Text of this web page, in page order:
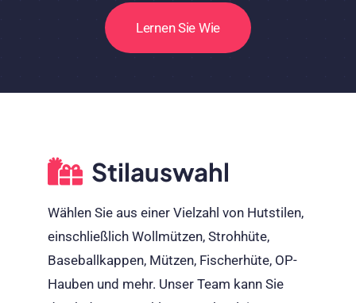
Lernen Sie Wie
Stilauswahl
Wählen Sie aus einer Vielzahl von Hutstilen,
einschließlich Wollmützen, Strohhüte,
Baseballkappen, Mützen, Fischerhüte, OP-
Hauben und mehr. Unser Team kann Sie